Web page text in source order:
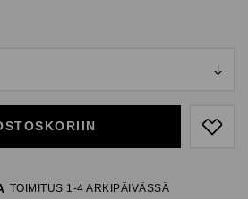
TOIMITUS 1-4 ARKIPÄIVÄSSÄ